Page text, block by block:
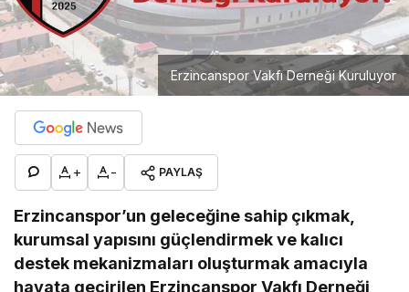
Erzincanspor Vakfı Derneği Kuruluyor
+ - PAYLAŞ
Erzincanspor’un geleceğine sahip çıkmak,
kurumsal yapısını güçlendirmek ve kalıcı
destek mekanizmaları oluşturmak amacıyla
hayata geçirilen Erzincanspor Vakfı Derneği